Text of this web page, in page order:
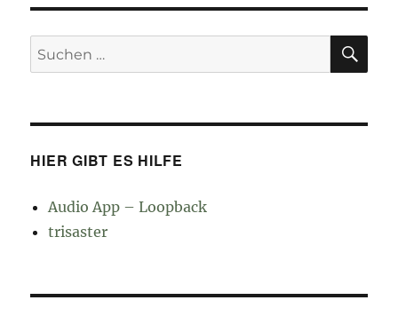
Suchen
nach:
HIER GIBT ES HILFE
Audio App – Loopback
trisaster